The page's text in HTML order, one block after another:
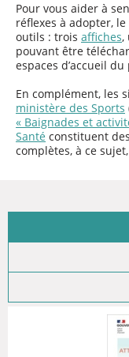
Pour vous aider à
réflexes à adopter,
outils : trois affiches,
pouvant être
espaces d’accueil
En complément, les
ministère des Sports
« Baignades et
Santé constituent
complètes, à ce